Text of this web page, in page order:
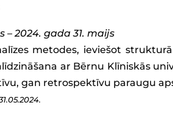
– 2024. gada 31. maijs
metodes, ieviešot
ar Bērnu Klīniskās
gan retrospektīvu paraugu